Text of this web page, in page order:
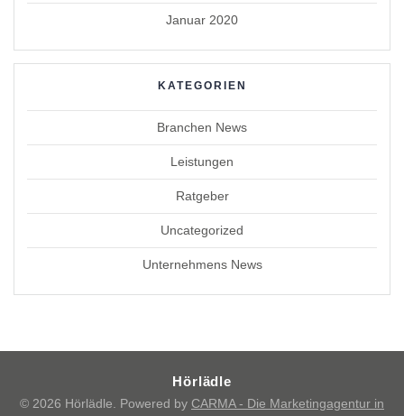
Januar 2020
KATEGORIEN
Branchen News
Leistungen
Ratgeber
Uncategorized
Unternehmens News
Hörlädle
© 2026 Hörlädle. Powered by CARMA - Die Marketingagentur in